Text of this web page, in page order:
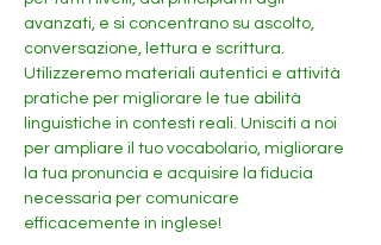
avanzati, e si concentrano su ascolto,
conversazione, lettura e scrittura.
Utilizzeremo materiali autentici e attività
pratiche per migliorare le tue abilità
linguistiche in contesti reali. Unisciti a noi
per ampliare il tuo vocabolario, migliorare
la tua pronuncia e acquisire la fiducia
necessaria per comunicare
efficacemente in inglese!